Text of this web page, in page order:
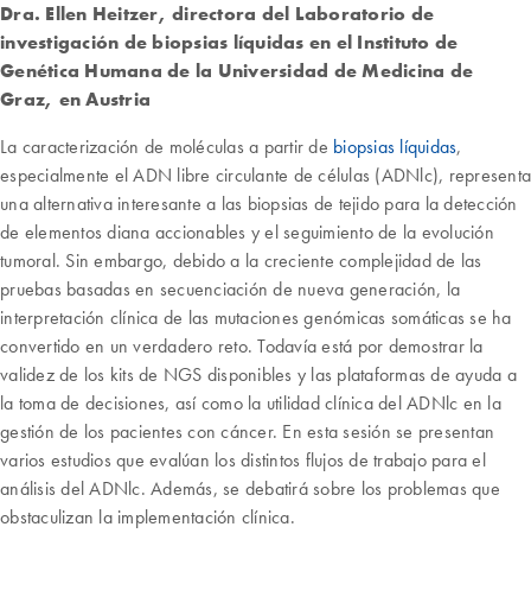
Dra. Ellen Heitzer, directora del Laboratorio de
investigación de biopsias líquidas en el Instituto de
Genética Humana de la Universidad de Medicina de
Graz, en Austria
La caracterización de moléculas a partir de biopsias líquidas,
especialmente el ADN libre circulante de células (ADNlc), representa
una alternativa interesante a las biopsias de tejido para la detección
de elementos diana accionables y el seguimiento de la evolución
tumoral. Sin embargo, debido a la creciente complejidad de las
pruebas basadas en secuenciación de nueva generación, la
interpretación clínica de las mutaciones genómicas somáticas se ha
convertido en un verdadero reto. Todavía está por demostrar la
validez de los kits de NGS disponibles y las plataformas de ayuda a
la toma de decisiones, así como la utilidad clínica del ADNlc en la
gestión de los pacientes con cáncer. En esta sesión se presentan
varios estudios que evalúan los distintos flujos de trabajo para el
análisis del ADNlc. Además, se debatirá sobre los problemas que
obstaculizan la implementación clínica.